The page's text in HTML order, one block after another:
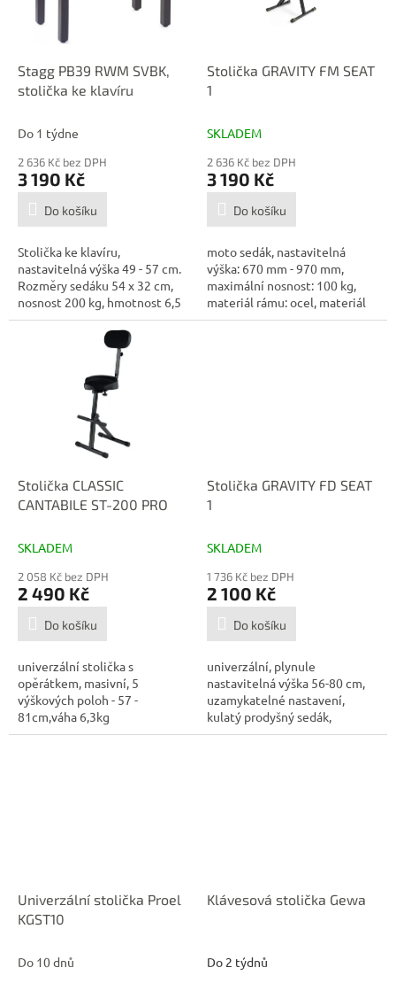
Stagg PB39 RWM SVBK,
stolička ke klavíru
Do 1 týdne
2 636 Kč bez DPH
3 190 Kč
Do košíku
Stolička ke klavíru,
nastavitelná výška 49 - 57 cm.
Rozměry sedáku 54 x 32 cm,
nosnost 200 kg, hmotnost 6,5
kg. Barva...
Stolička GRAVITY FM SEAT
1
SKLADEM
2 636 Kč bez DPH
3 190 Kč
Do košíku
moto sedák, nastavitelná
výška: 670 mm - 970 mm,
maximální nosnost: 100 kg,
materiál rámu: ocel, materiál
sedáku:...
Stolička CLASSIC
CANTABILE ST-200 PRO
SKLADEM
2 058 Kč bez DPH
2 490 Kč
Do košíku
univerzální stolička s
opěrátkem, masivní, 5
výškových poloh - 57 -
81cm,váha 6,3kg
Stolička GRAVITY FD SEAT
1
SKLADEM
1 736 Kč bez DPH
2 100 Kč
Do košíku
univerzální, plynule
nastavitelná výška 56-80 cm,
uzamykatelné nastavení,
kulatý prodyšný sedák,
skládací, robustní...
Univerzální stolička Proel
KGST10
Do 10 dnů
Klávesová stolička Gewa
Do 2 týdnů